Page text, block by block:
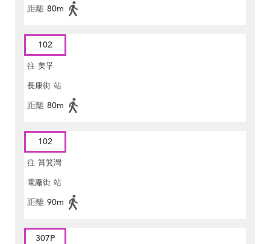
距離 80m
102
往 美孚
長康街 站
距離 80m
102
往 筲箕灣
電廠街 站
距離 90m
307P